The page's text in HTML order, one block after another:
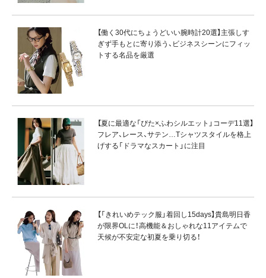
【働く30代にちょうどいい腕時計20選】主張しす
ぎず手もとに寄り添う、ビジネスシーンにフィッ
トする名品を厳選
【夏に最適な「ぴた×ふわシルエット」コーデ11選】
フレア、レース、サテン…Tシャツスタイルを格上
げする「ドラマなスカート」に注目
【「きれいめテック服」着回し15days】貴島明日香
が限界OLに！高機能＆おしゃれな11アイテムで
天候が不安定な初夏を乗り切る！